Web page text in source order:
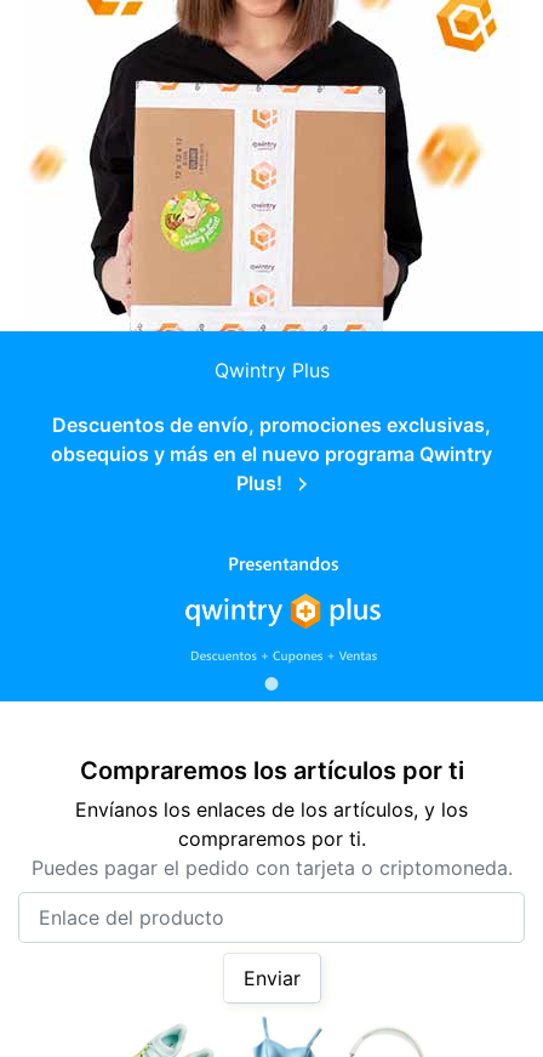
Qwintry Plus
Descuentos de envío, promociones exclusivas,
obsequios y más en el nuevo programa Qwintry
Plus!
Compraremos los artículos por ti
Envíanos los enlaces de los artículos, y los
compraremos por ti.
Puedes pagar el pedido con tarjeta o criptomoneda.
Enviar